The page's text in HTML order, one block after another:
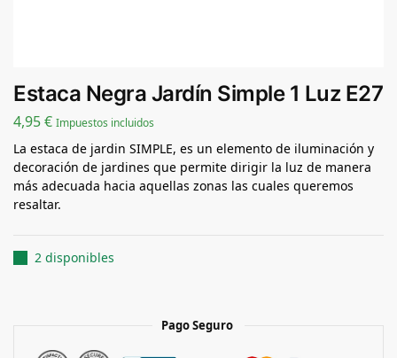
Estaca Negra Jardín Simple 1 Luz E27
4,95€ Impuestos incluidos
La estaca de jardin SIMPLE, es un elemento de iluminación y
decoración de jardines que permite dirigir la luz de manera
más adecuada hacia aquellas zonas las cuales queremos
resaltar.
2 disponibles
Pago Seguro